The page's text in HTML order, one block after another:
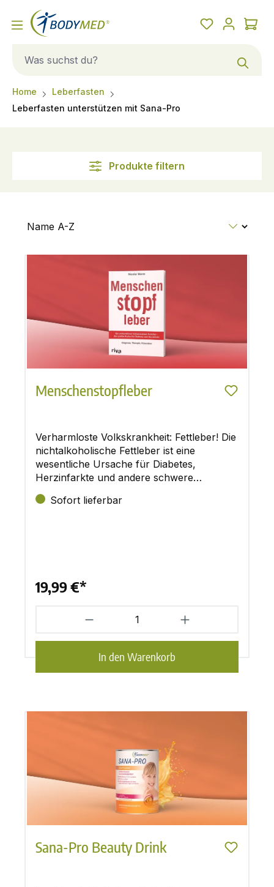
Home
Leberfasten
Leberfasten unterstützen mit Sana-Pro
Produkte filtern
Menschenstopfleber
Verharmloste Volkskrankheit: Fettleber! Die
nichtalkoholische Fettleber ist eine
wesentliche Ursache für Diabetes,
Herzinfarkte und andere schwere
Sofort lieferbar
19,99 €*
In den Warenkorb
Sana-Pro Beauty Drink